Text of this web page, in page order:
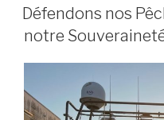
LE
Défendons nos
notre